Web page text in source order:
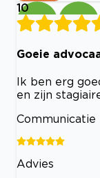
10
Goeie
Ik ben erg
en zijn
Communicatie
Advies